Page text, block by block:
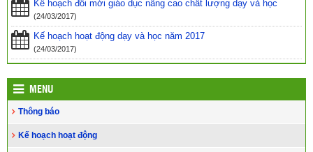
Bộ GDĐT luôn cầu thị, lắng nghe, tiếp thu ý kiến từ các cơ quan
báo chí(24/03/2017)
Kế hoạch đổi mới giáo dục nâng cao chất lượng dạy và học
(24/03/2017)
Kế hoạch hoạt động dạy và học năm 2017
(24/03/2017)
MENU
Thông báo
Kế hoạch hoạt động